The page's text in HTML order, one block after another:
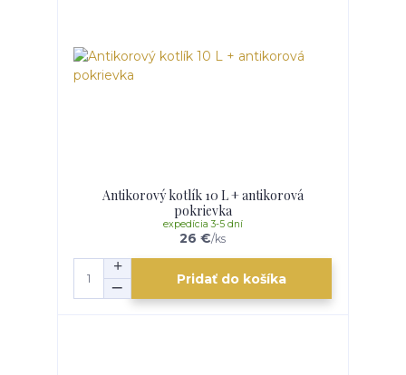
Antikorový kotlík 10 L + antikorová
pokrievka
26 €/ks
expedícia 3-5 dní
Pridať do košíka